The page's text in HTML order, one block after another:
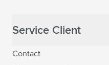
Service Client
Contact